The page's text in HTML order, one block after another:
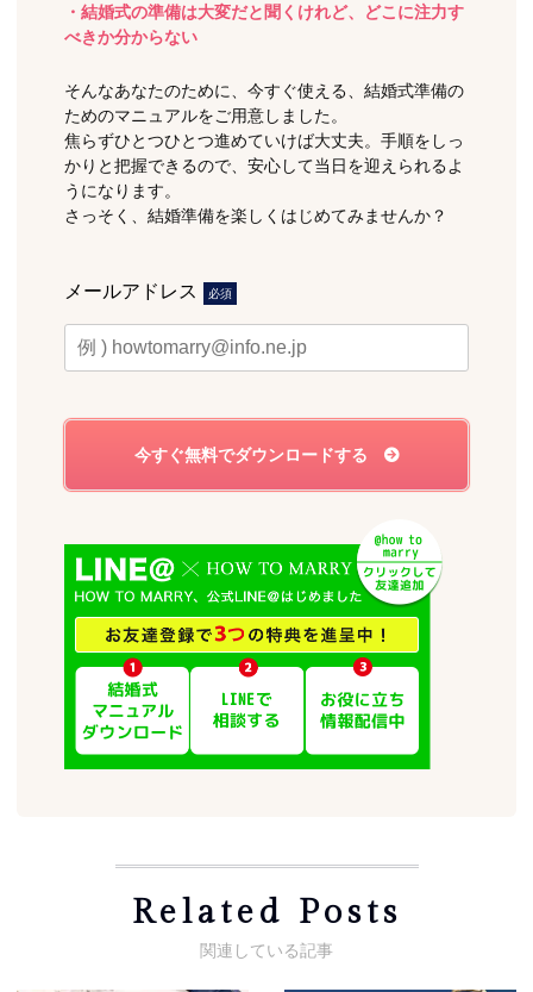
・結婚式の準備は大変だと聞くけれど、どこに注力す
べきか分からない
そんなあなたのために、今すぐ使える、結婚式準備の
ためのマニュアルをご用意しました。
焦らずひとつひとつ進めていけば大丈夫。手順をしっ
かりと把握できるので、安心して当日を迎えられるよ
うになります。
さっそく、結婚準備を楽しくはじめてみませんか？
メールアドレス 必須
Related Posts